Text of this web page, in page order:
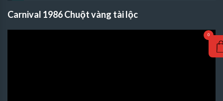
Carnival 1986 Chuột vàng tài lộc